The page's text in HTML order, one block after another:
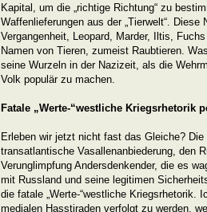
Kapital, um die „richtige Richtung“ zu
Waffenlieferungen aus der „Tierwelt“. Diese
Vergangenheit, Leopard, Marder, Iltis,
Namen von Tieren, zumeist Raubtieren.
seine Wurzeln in der Nazizeit, als die
Volk populär zu machen.
Fatale „Werte-“westliche Kriegsrhetorik
Erleben wir jetzt nicht fast das Gleiche?
transatlantische Vasallenanbiederung, den
Verunglimpfung Andersdenkender, die es
mit Russland und seine legitimen
die fatale „Werte-“westliche Kriegsrhetorik.
medialen Hasstiraden verfolgt zu werden,